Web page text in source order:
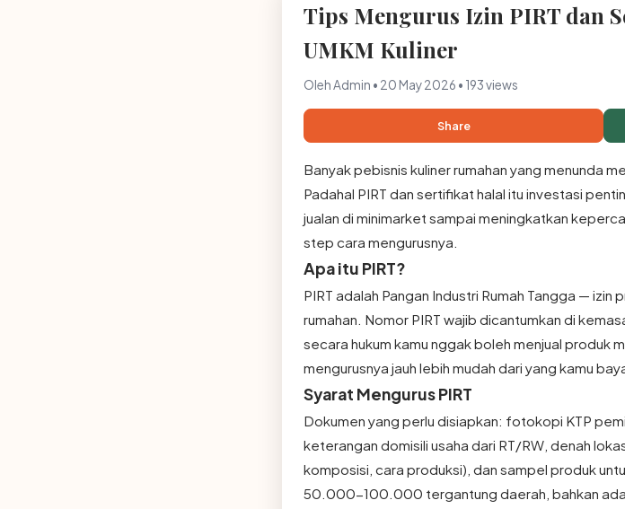
Tips Mengurus Izin PIRT dan
UMKM Kuliner
Oleh Admin • 20 May 2026 • 193 views
Share
Banyak pebisnis kuliner rumahan yang menunda
Padahal PIRT dan sertifikat halal itu investasi
jualan di minimarket sampai meningkatkan
step cara mengurusnya.
Apa itu PIRT?
PIRT adalah Pangan Industri Rumah Tangga — izin
rumahan. Nomor PIRT wajib dicantumkan di
secara hukum kamu nggak boleh menjual produk
mengurusnya jauh lebih mudah dari yang kamu
Syarat Mengurus PIRT
Dokumen yang perlu disiapkan: fotokopi KTP
keterangan domisili usaha dari RT/RW, denah
komposisi, cara produksi), dan sampel produk
50.000-100.000 tergantung daerah, bahkan ada